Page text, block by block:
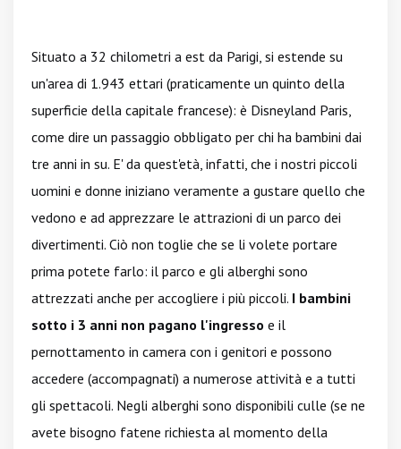
Situato a 32 chilometri a est da Parigi, si estende su
un'area di 1.943 ettari (praticamente un quinto della
superficie della capitale francese): è Disneyland Paris,
come dire un passaggio obbligato per chi ha bambini dai
tre anni in su. E' da quest'età, infatti, che i nostri piccoli
uomini e donne iniziano veramente a gustare quello che
vedono e ad apprezzare le attrazioni di un parco dei
divertimenti. Ciò non toglie che se li volete portare
prima potete farlo: il parco e gli alberghi sono
attrezzati anche per accogliere i più piccoli. I bambini
sotto i 3 anni non pagano l'ingresso e il
pernottamento in camera con i genitori e possono
accedere (accompagnati) a numerose attività e a tutti
gli spettacoli. Negli alberghi sono disponibili culle (se ne
avete bisogno fatene richiesta al momento della